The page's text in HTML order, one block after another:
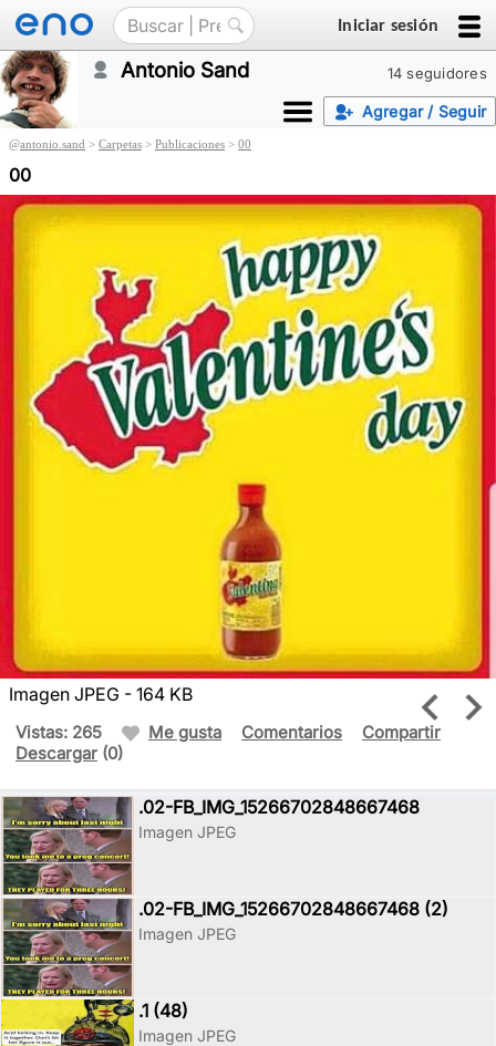
Iniciar sesión
14 seguidores
Antonio Sand
Agregar / Seguir
@antonio.sand > Carpetas > Publicaciones > 00
00
Imagen JPEG - 164 KB
Vistas: 265 Me gusta Comentarios
Compartir
Descargar (0)
.02-FB_IMG_15266702848667468
Imagen JPEG
.02-FB_IMG_15266702848667468 (2)
Imagen JPEG
.1 (48)
Imagen JPEG